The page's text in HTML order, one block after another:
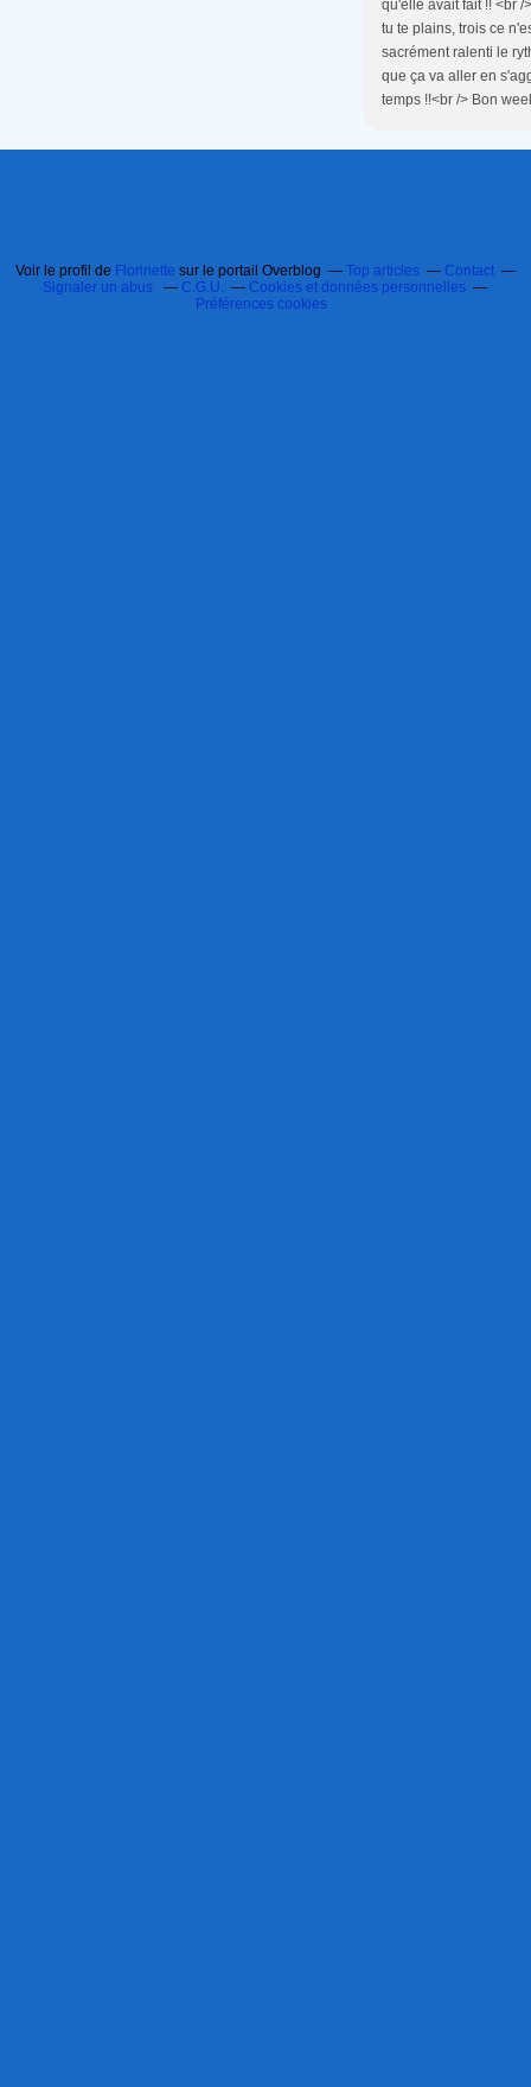
qu'elle avait fait !! <br /
tu te plains, trois ce
sacrément ralenti le
que ça va aller en
temps !!<br /> Bon
Voir le profil de Florinette sur le portail Overblog Top articles
Contact
Signaler un abus
C.G.U.
Cookies et données personnelles
Préférences cookies